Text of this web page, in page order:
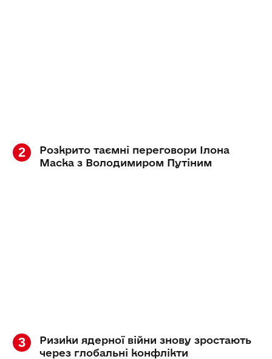
Розкрито таємні переговори Ілона
Маска з Володимиром Путіним
Ризики ядерної війни знову зростають
через глобальні конфлікти